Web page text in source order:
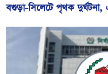
বগুড়া-সিলেটে পৃথক